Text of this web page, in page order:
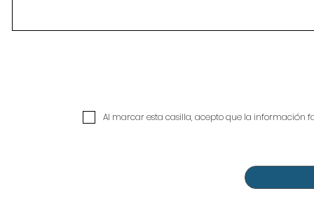
Al marcar esta casilla, acepto que la información